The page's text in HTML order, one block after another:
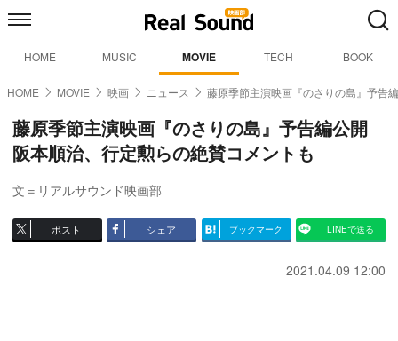
HOME MUSIC MOVIE TECH BOOK
HOME MOVIE 映画 ニュース 藤原季節主演映画『のさりの島』予告編
藤原季節主演映画『のさりの島』予告編公開
阪本順治、行定勲らの絶賛コメントも
文＝リアルサウンド映画部
ポスト シェア ブックマーク LINEで送る
2021.04.09 12:00